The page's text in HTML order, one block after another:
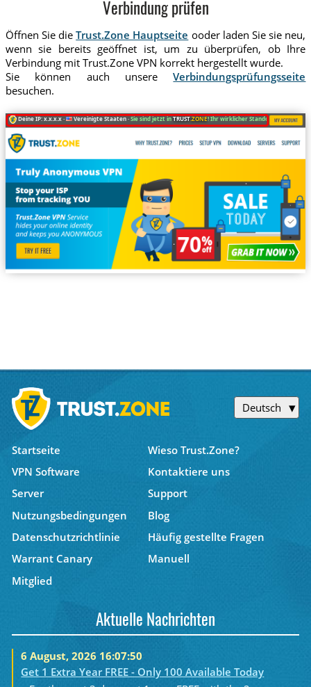
Verbindung prüfen
Öffnen Sie dieTrust.Zone Hauptseite ooder laden Sie sie neu,
wenn sie bereits geöffnet ist, um zu überprüfen, ob Ihre
Verbindung mit Trust.Zone VPN korrekt hergestellt wurde.
Sie können auch unsereVerbindungsprüfungsseite
besuchen.
Deine IP: x.x.x.x · Vereinigte Staaten ·Sie sind jetzt inTRUST.ZONE! Ihr wirklicher Standort ist
Deutsch
Startseite
Wieso Trust.Zone?
VPN Software
Kontaktiere uns
Server
Support
Nutzungsbedingungen
Blog
Datenschutzrichtlinie
Häufig gestellte Fragen
Warrant Canary
Manuell
Mitglied
Aktuelle Nachrichten
6 August, 2026 16:07:50
Get 1 Extra Year FREE - Only 100 Available Today